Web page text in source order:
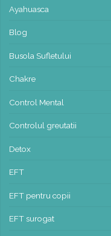
Ayahuasca
Blog
Busola Sufletului
Chakre
Control Mental
Controlul greutatii
Detox
EFT
EFT pentru copii
EFT surogat